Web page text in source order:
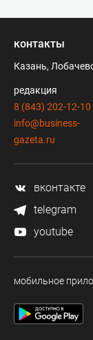
контакты
Казань,
редакция
8 (843) 202-12-10
info@business-
gazeta.ru
вконтакте
telegram
youtube
мобильное